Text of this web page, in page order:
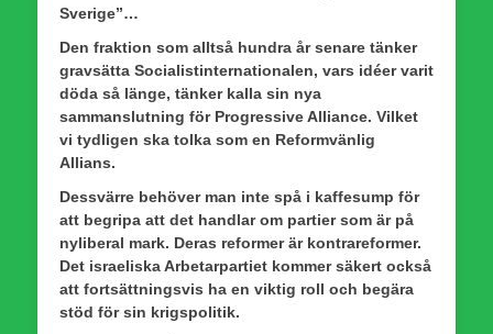
Sverige”…
Den fraktion som alltså hundra år senare tänker
gravsätta Socialistinternationalen, vars idéer varit
döda så länge, tänker kalla sin nya
sammanslutning för Progressive Alliance. Vilket
vi tydligen ska tolka som en Reformvänlig
Allians.
Dessvärre behöver man inte spå i kaffesump för
att begripa att det handlar om partier som är på
nyliberal mark. Deras reformer är kontrareformer.
Det israeliska Arbetarpartiet kommer säkert också
att fortsättningsvis ha en viktig roll och begära
stöd för sin krigspolitik.